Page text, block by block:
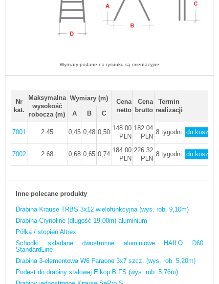
Wymiary podane na rysunku są orientacyjne
Nr
kat.
Maksymalna
wysokość
robocza (m)
Wymiary (m)
Cena
netto
Cena
brutto
Termin
realizacji
A B C
7001 2.45 0,45 0,48 0,50
148.00
PLN
182.04
PLN
8 tygodni
7002 2.68 0,68 0,65 0,74
184.00
PLN
226.32
PLN
8 tygodni
Inne polecane produkty
Drabina Krause TRBS 3x12 wielofunkcyjna (wys. rob. 9,10m)
Drabina Crynoline (długość 19,00m) aluminium
Półka / stopień Altrex
Schodki składane dwustronne aluminiowe HAILO D60
StandardLine
Drabina 3-elementowa W6 Faraone 3x7 szcz. (wys. rob. 5,20m)
Podest do drabiny stalowej Elkop B FS (wys. rob. 5,76m)